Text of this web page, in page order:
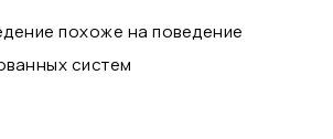
похоже на поведение
систем